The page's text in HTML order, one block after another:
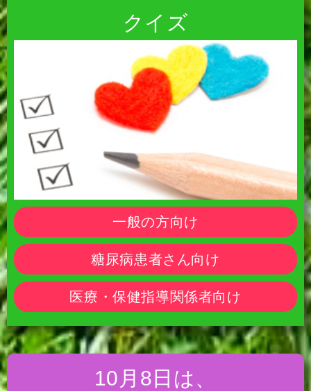
クイズ
一般の方向け
糖尿病患者さん向け
医療・保健指導関係者向け
10月8日は、